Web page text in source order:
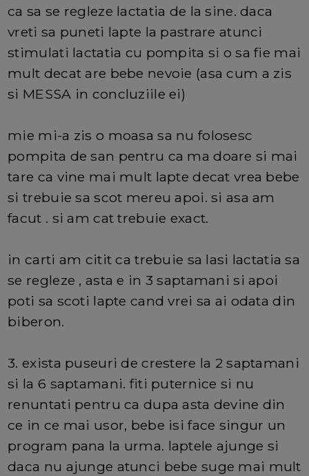
ca sa se regleze lactatia de la sine. daca
vreti sa puneti lapte la pastrare atunci
stimulati lactatia cu pompita si o sa fie mai
mult decat are bebe nevoie (asa cum a zis
si MESSA in concluziile ei)
mie mi-a zis o moasa sa nu folosesc
pompita de san pentru ca ma doare si mai
tare ca vine mai mult lapte decat vrea bebe
si trebuie sa scot mereu apoi. si asa am
facut . si am cat trebuie exact.
in carti am citit ca trebuie sa lasi lactatia sa
se regleze , asta e in 3 saptamani si apoi
poti sa scoti lapte cand vrei sa ai odata din
biberon.
3. exista puseuri de crestere la 2 saptamani
si la 6 saptamani. fiti puternice si nu
renuntati pentru ca dupa asta devine din
ce in ce mai usor, bebe isi face singur un
program pana la urma. laptele ajunge si
daca nu ajunge atunci bebe suge mai mult